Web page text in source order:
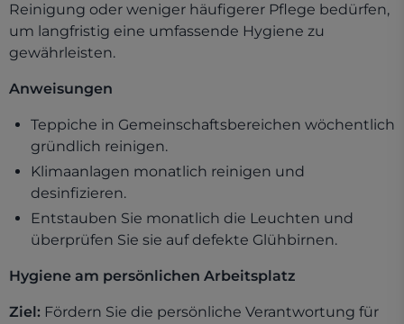
Reinigung oder weniger häufigerer Pflege bedürfen,
um langfristig eine umfassende Hygiene zu
gewährleisten.
Anweisungen
Teppiche in Gemeinschaftsbereichen wöchentlich
gründlich reinigen.
Klimaanlagen monatlich reinigen und
desinfizieren.
Entstauben Sie monatlich die Leuchten und
überprüfen Sie sie auf defekte Glühbirnen.
Hygiene am persönlichen Arbeitsplatz
Ziel: Fördern Sie die persönliche Verantwortung für